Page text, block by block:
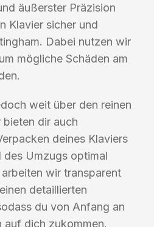
äußerster Präzision
Klavier sicher und
Dabei nutzen wir
mögliche Schäden am
weit über den reinen
bieten dir auch
deines Klaviers
des Umzugs optimal
wir transparent
detaillierten
du von Anfang an
dich zukommen.